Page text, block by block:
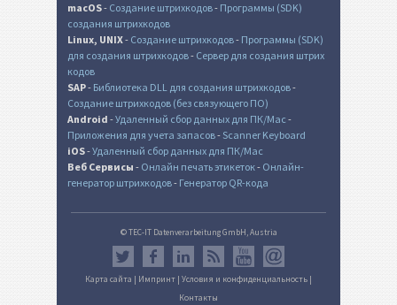
macOS- Создание штрихкодов- Программы (SDK)
создания штрихкодов
Linux, UNIX- Создание штрихкодов- Программы (SDK)
для создания штрихкодов- Сервер для создания штрих
кодов
SAP- Библиотека DLL для создания штрихкодов-
Создание штрихкодов (без связующего ПО)
Android -Удаленный сбор данных для ПК/Mac -
Приложения для учета запасов- Scanner Keyboard
iOS-Удаленный сбор данных для ПК/Mac
Веб Сервисы - Онлайн печать этикеток- Онлайн-
генератор штрихкодов- Генератор QR-кода
© TEC-IT Datenverarbeitung GmbH, Austria
Карта сайта | Импринт | Условия и конфиденциальность |
Контакты